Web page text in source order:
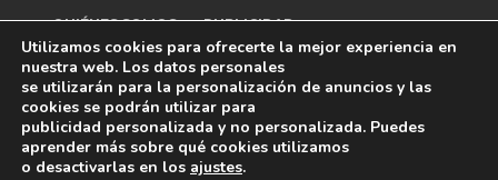
QUIÉNES SOMOS PUBLICIDAD
AVISO LEGAL
POLÍTICA DE COOKIES
POLÍTICA DE PRIVACIDAD
Utilizamos cookies para ofrecerte la mejor experiencia en
nuestra web. Los datos personales
se utilizarán para la personalización de anuncios y las
cookies se podrán utilizar para
publicidad personalizada y no personalizada. Puedes
aprender más sobre qué cookies utilizamos
o desactivarlas en los ajustes.